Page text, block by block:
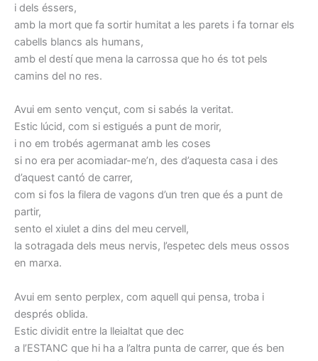
i dels éssers,
amb la mort que fa sortir humitat a les parets i fa tornar els
cabells blancs als humans,
amb el destí que mena la carrossa que ho és tot pels
camins del no res.
Avui em sento vençut, com si sabés la veritat.
Estic lúcid, com si estigués a punt de morir,
i no em trobés agermanat amb les coses
si no era per acomiadar-me’n, des d’aquesta casa i des
d’aquest cantó de carrer,
com si fos la filera de vagons d’un tren que és a punt de
partir,
sento el xiulet a dins del meu cervell,
la sotragada dels meus nervis, l’espetec dels meus ossos
en marxa.
Avui em sento perplex, com aquell qui pensa, troba i
després oblida.
Estic dividit entre la lleialtat que dec
a l’ESTANC que hi ha a l’altra punta de carrer, que és ben